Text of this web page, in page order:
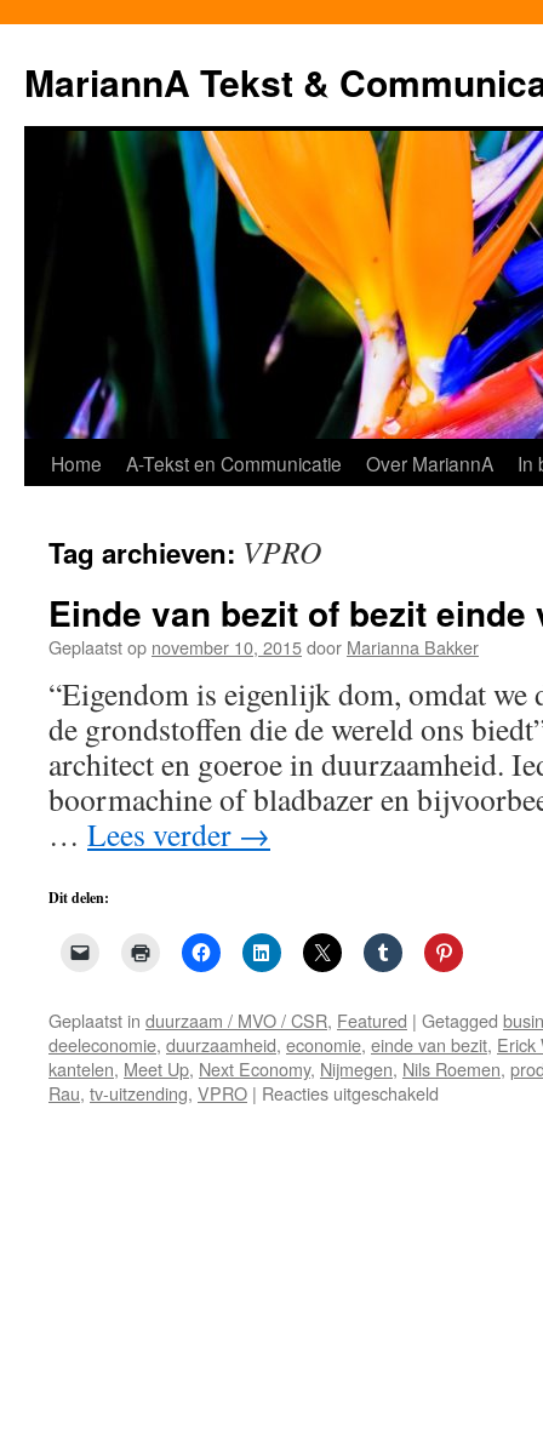
MariannA Tekst &
Ga
de
inhoud
Home A-Tekst en Communicatie Over MariannA In
Tag archieven: VPRO
Einde van bezit of bezit einde
Geplaatst op november 10, 2015door Marianna Bakker
“Eigendom is eigenlijk dom, omdat we
de grondstoffen die de wereld ons
architect en goeroe in duurzaamheid.
boormachine of bladbazer en
… Lees verder →
Dit delen:
Geplaatst in duurzaam / MVO / CSR, Featured | Getagged
deeleconomie, duurzaamheid, economie, einde van bezit, Erick
kantelen, Meet Up, Next Economy, Nijmegen, Nils Roemen,
Rau, tv-uitzending, VPRO | Reacties uitgeschakeld